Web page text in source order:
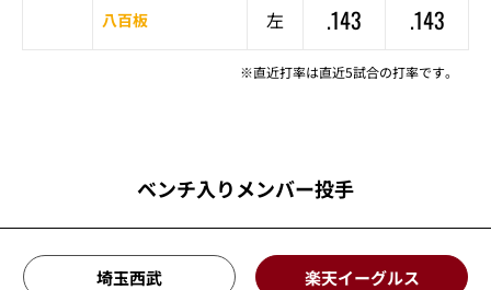
八百板 左 .143 .143
※直近打率は直近5試合の打率です。
ベンチ入りメンバー投手
埼玉西武 楽天イーグルス